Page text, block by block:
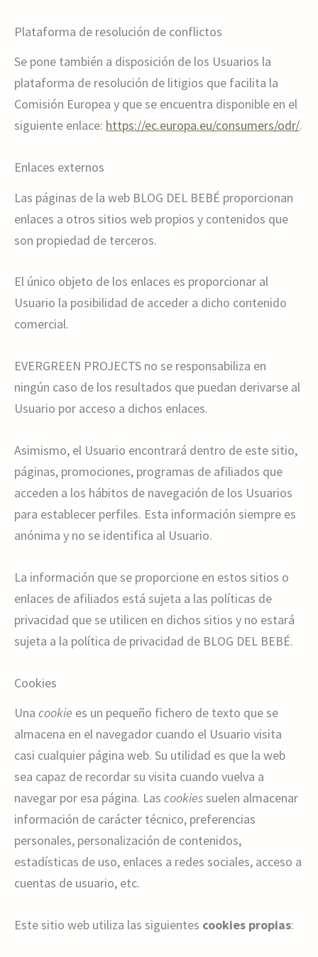
Plataforma de resolución de conflictos
Se pone también a disposición de los Usuarios la
plataforma de resolución de litigios que facilita la
Comisión Europea y que se encuentra disponible en el
siguiente enlace: https://ec.europa.eu/consumers/odr/.
Enlaces externos
Las páginas de la web BLOG DEL BEBÉ proporcionan
enlaces a otros sitios web propios y contenidos que
son propiedad de terceros.
El único objeto de los enlaces es proporcionar al
Usuario la posibilidad de acceder a dicho contenido
comercial.
EVERGREEN PROJECTS no se responsabiliza en
ningún caso de los resultados que puedan derivarse al
Usuario por acceso a dichos enlaces.
Asimismo, el Usuario encontrará dentro de este sitio,
páginas, promociones, programas de afiliados que
acceden a los hábitos de navegación de los Usuarios
para establecer perfiles. Esta información siempre es
anónima y no se identifica al Usuario.
La información que se proporcione en estos sitios o
enlaces de afiliados está sujeta a las políticas de
privacidad que se utilicen en dichos sitios y no estará
sujeta a la política de privacidad de BLOG DEL BEBÉ.
Cookies
Una cookie es un pequeño fichero de texto que se
almacena en el navegador cuando el Usuario visita
casi cualquier página web. Su utilidad es que la web
sea capaz de recordar su visita cuando vuelva a
navegar por esa página. Las cookiessuelen almacenar
información de carácter técnico, preferencias
personales, personalización de contenidos,
estadísticas de uso, enlaces a redes sociales, acceso a
cuentas de usuario, etc.
Este sitio web utiliza las siguientes cookies propias: